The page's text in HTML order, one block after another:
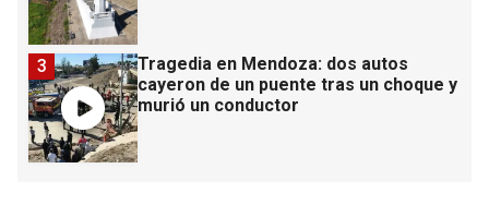
Tragedia en Mendoza: dos autos
cayeron de un puente tras un choque y
murió un conductor
3